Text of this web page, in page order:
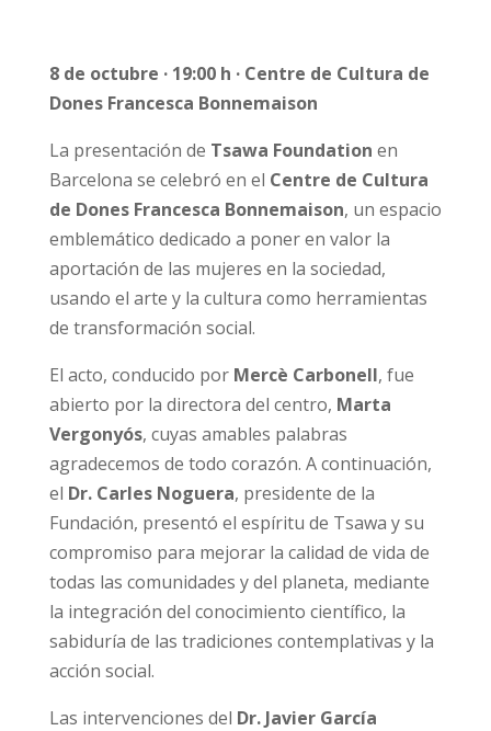
8 de octubre · 19:00 h · Centre de Cultura de
Dones Francesca Bonnemaison
La presentación de Tsawa Foundation en
Barcelona se celebró en el Centre de Cultura
de Dones Francesca Bonnemaison, un espacio
emblemático dedicado a poner en valor la
aportación de las mujeres en la sociedad,
usando el arte y la cultura como herramientas
de transformación social.
El acto, conducido por Mercè Carbonell, fue
abierto por la directora del centro, Marta
Vergonyós, cuyas amables palabras
agradecemos de todo corazón. A continuación,
el Dr. Carles Noguera, presidente de la
Fundación, presentó el espíritu de Tsawa y su
compromiso para mejorar la calidad de vida de
todas las comunidades y del planeta, mediante
la integración del conocimiento científico, la
sabiduría de las tradiciones contemplativas y la
acción social.
Las intervenciones del Dr. Javier García